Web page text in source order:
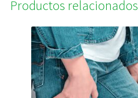
Productos relacionados